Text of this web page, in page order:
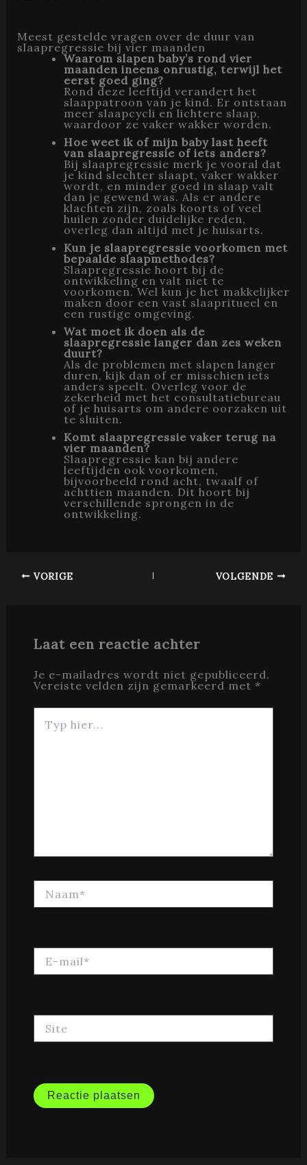
Meest gestelde vragen over de duur van
slaapregressie bij vier maanden
Waarom slapen baby’s rond vier
maanden ineens onrustig, terwijl het
eerst goed ging?
Rond deze leeftijd verandert het
slaappatroon van je kind. Er ontstaan
meer slaapcycli en lichtere slaap,
waardoor ze vaker wakker worden.
Hoe weet ik of mijn baby last heeft
van slaapregressie of iets anders?
Bij slaapregressie merk je vooral dat
je kind slechter slaapt, vaker wakker
wordt, en minder goed in slaap valt
dan je gewend was. Als er andere
klachten zijn, zoals koorts of veel
huilen zonder duidelijke reden,
overleg dan altijd met je huisarts.
Kun je slaapregressie voorkomen met
bepaalde slaapmethodes?
Slaapregressie hoort bij de
ontwikkeling en valt niet te
voorkomen. Wel kun je het makkelijker
maken door een vast slaapritueel en
een rustige omgeving.
Wat moet ik doen als de
slaapregressie langer dan zes weken
duurt?
Als de problemen met slapen langer
duren, kijk dan of er misschien iets
anders speelt. Overleg voor de
zekerheid met het consultatiebureau
of je huisarts om andere oorzaken uit
te sluiten.
Komt slaapregressie vaker terug na
vier maanden?
Slaapregressie kan bij andere
leeftijden ook voorkomen,
bijvoorbeeld rond acht, twaalf of
achttien maanden. Dit hoort bij
verschillende sprongen in de
ontwikkeling.
VORIGE VOLGENDE
Laat een reactie achter
Je e-mailadres wordt niet gepubliceerd.
Vereiste velden zijn gemarkeerd met *
hier...
mail*